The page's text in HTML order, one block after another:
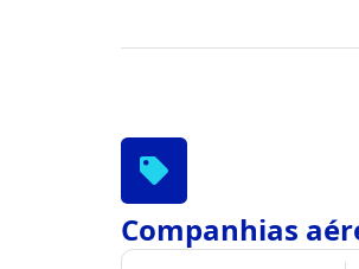
Companhias